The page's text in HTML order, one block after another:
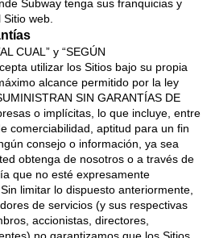
Subway tenga sus franquicias y
web.
CUAL” y “SEGÚN
utilizar los Sitios bajo su propia
alcance permitido por la ley
SIN GARANTÍAS DE
o implícitas, lo que incluye, entre
comerciabilidad, aptitud para un fin
consejo o información, ya sea
obtenga de nosotros o a través de
que no esté expresamente
limitar lo dispuesto anteriormente,
de servicios (y sus respectivas
accionistas, directores,